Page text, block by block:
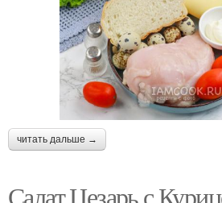
читать дальше →